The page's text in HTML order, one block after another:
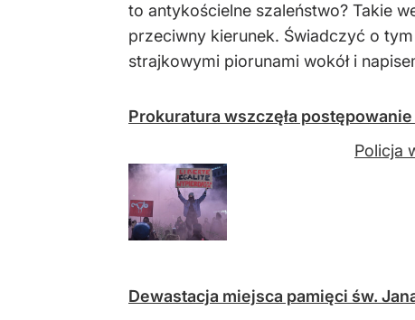
to antykościelne szaleństwo? Takie
przeciwny kierunek. Świadczyć o
strajkowymi piorunami wokół i
Prokuratura wszczęła
Policja
Dewastacja miejsca pamięci św.